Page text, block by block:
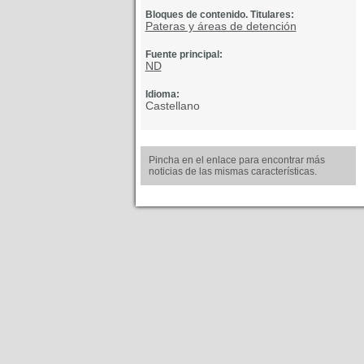
Bloques de contenido. Titulares:
Pateras y áreas de detención
Fuente principal:
ND
Idioma:
Castellano
Pincha en el enlace para encontrar más
noticias de las mismas características.